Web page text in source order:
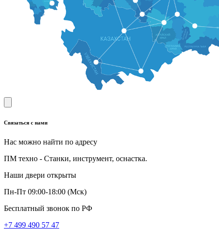
Связаться с нами
Нас можно найти по адресу
ПМ техно - Станки, инструмент, оснастка.
Наши двери открыты
Пн-Пт 09:00-18:00 (Мск)
Бесплатный звонок по РФ
+7 499 490 57 47